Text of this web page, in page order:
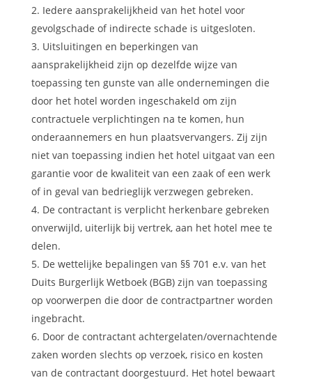
Iedere aansprakelijkheid van het hotel voor
gevolgschade of indirecte schade is uitgesloten.
Uitsluitingen en beperkingen van
aansprakelijkheid zijn op dezelfde wijze van
toepassing ten gunste van alle ondernemingen die
door het hotel worden ingeschakeld om zijn
contractuele verplichtingen na te komen, hun
onderaannemers en hun plaatsvervangers. Zij zijn
niet van toepassing indien het hotel uitgaat van een
garantie voor de kwaliteit van een zaak of een werk
of in geval van bedrieglijk verzwegen gebreken.
De contractant is verplicht herkenbare gebreken
onverwijld, uiterlijk bij vertrek, aan het hotel mee te
delen.
De wettelijke bepalingen van §§ 701 e.v. van het
Duits Burgerlijk Wetboek (BGB) zijn van toepassing
op voorwerpen die door de contractpartner worden
ingebracht.
Door de contractant achtergelaten/overnachtende
zaken worden slechts op verzoek, risico en kosten
van de contractant doorgestuurd. Het hotel bewaart